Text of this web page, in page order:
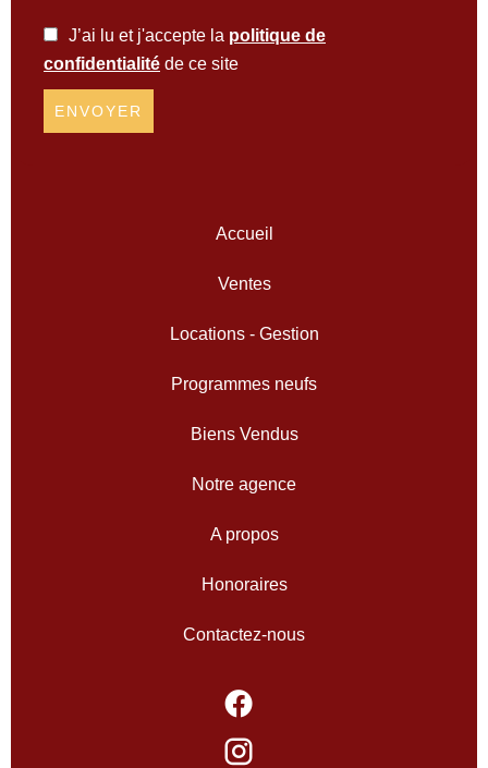
J’ai lu et j'accepte la politique de
confidentialité de ce site
ENVOYER
Accueil
Ventes
Locations - Gestion
Programmes neufs
Biens Vendus
Notre agence
A propos
Honoraires
Contactez-nous